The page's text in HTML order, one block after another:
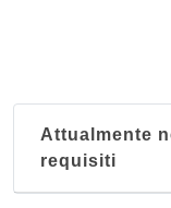
Attualmente
requisiti